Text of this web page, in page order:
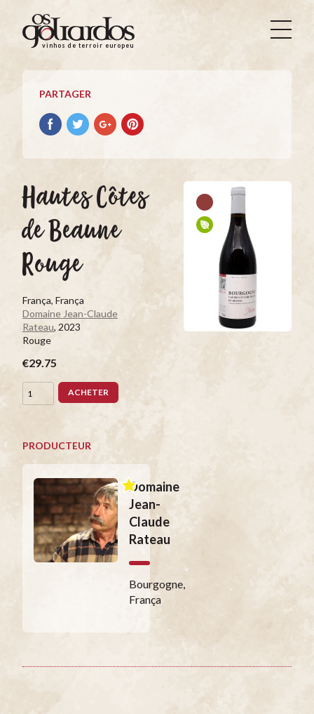
Os
Goliardos
Vinhos
Terroir
Europeus
vinhos de terroir europeus
PARTAGER
Partager
avec
Partager
avec
Partager
avec
Partager
avec
Hautes Côtes
de Beaune
Rouge
França, França
Domaine Jean-Claude
Rateau, 2023
Rouge
€29.75
ACHETER
PRODUCTEUR
Domaine
Jean-
Claude
Rateau
Bourgogne,
França